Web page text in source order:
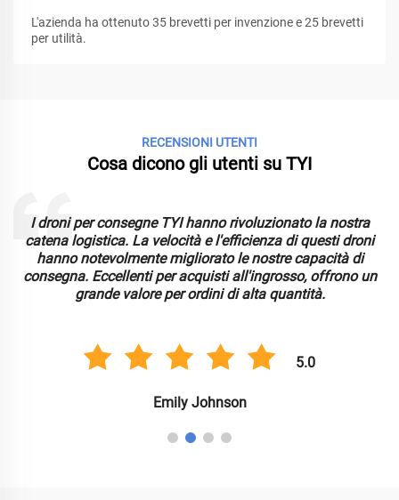
L'azienda ha ottenuto 35 brevetti per invenzione e 25 brevetti
per utilità.
RECENSIONI UTENTI
Cosa dicono gli utenti su TYI
I droni per consegne TYI hanno rivoluzionato la nostra
catena logistica. La velocità e l'efficienza di questi droni
hanno notevolmente migliorato le nostre capacità di
consegna. Eccellenti per acquisti all'ingrosso, offrono un
grande valore per ordini di alta quantità.
5.0
Emily Johnson